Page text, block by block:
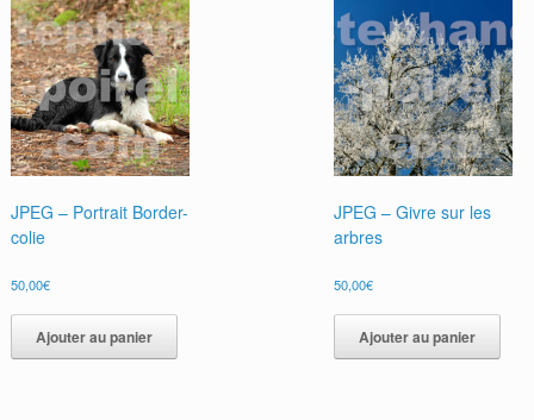
JPEG – Portrait Border-
colie
50,00€
Ajouter au panier
JPEG – Givre sur les
arbres
50,00€
Ajouter au panier